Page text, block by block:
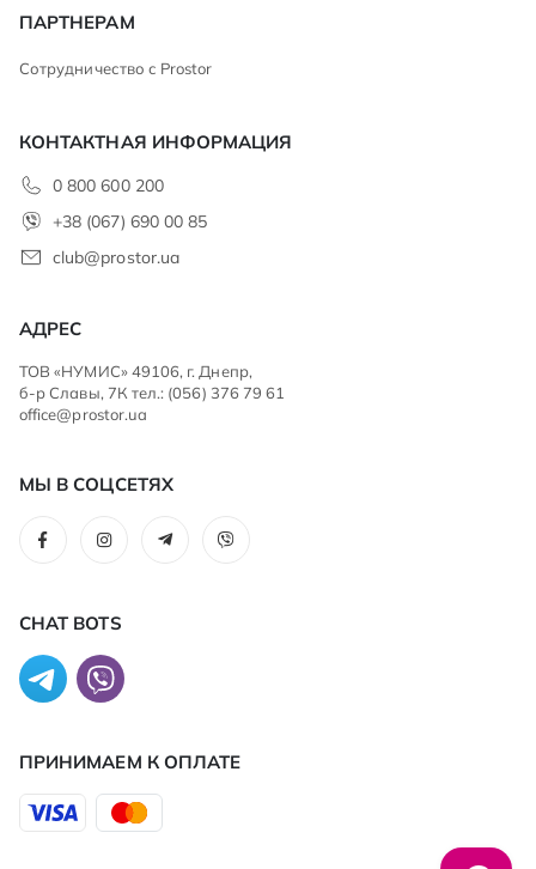
ПАРТНЕРАМ
Сотрудничество с Prostor
КОНТАКТНАЯ ИНФОРМАЦИЯ
0 800 600 200
+38 (067) 690 00 85
club@prostor.ua
АДРЕС
ТОВ «НУМИС» 49106, г. Днепр,
б-р Славы, 7К тел.: (056) 376 79 61
office@prostor.ua
МЫ В СОЦСЕТЯХ
CHAT BOTS
ПРИНИМАЕМ К ОПЛАТЕ